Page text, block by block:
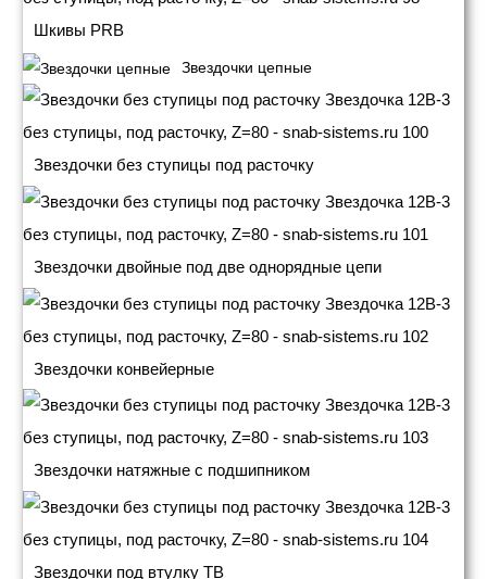
Шкивы PRB
Звездочки цепные
Звездочки без ступицы под расточку
Звездочки двойные под две однорядные цепи
Звездочки конвейерные
Звездочки натяжные с подшипником
Звездочки под втулку ТВ